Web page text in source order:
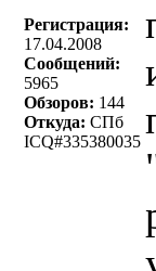
Регистрация:
17.04.2008
Сообщений:
5965
Обзоров: 144
Откуда: СПб
ICQ#335380035